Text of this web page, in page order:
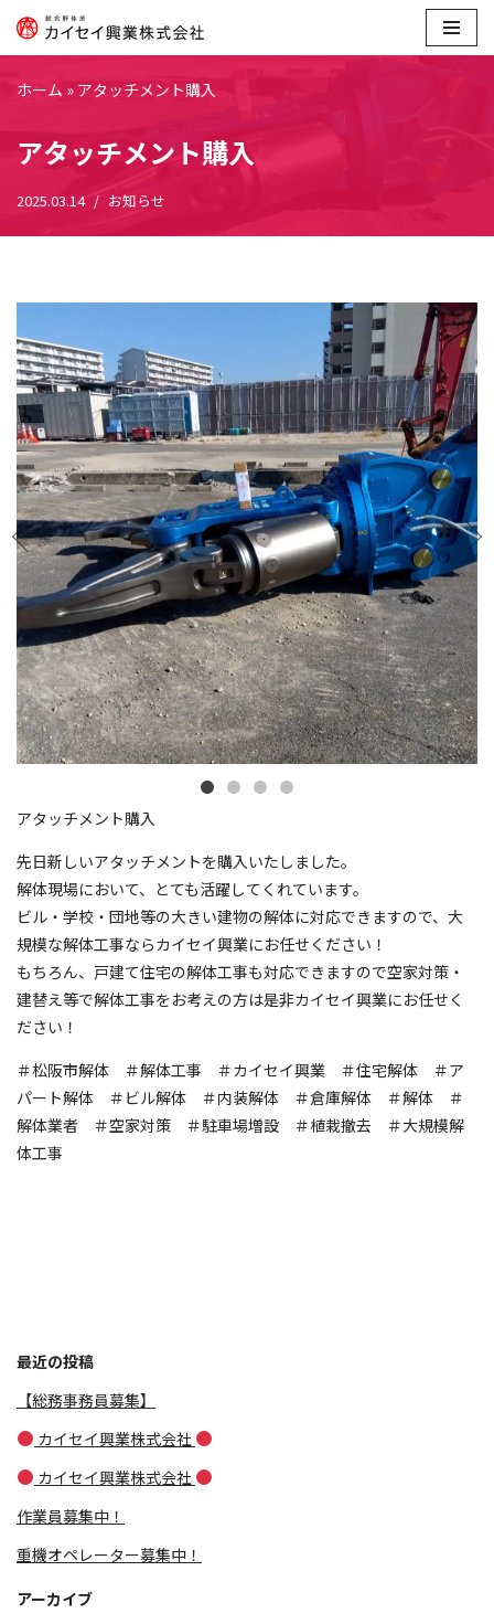
コ
ン
ン
ツ
へ
プ
ホーム » アタッチメント購入
アタッチメント購入
2025.03.14 お知らせ
アタッチメント購入
先日新しいアタッチメントを購入いたしました。
解体現場において、とても活躍してくれています。
ビル・学校・団地等の大きい建物の解体に対応できますので、大
規模な解体工事ならカイセイ興業にお任せください！
もちろん、戸建て住宅の解体工事も対応できますので空家対策・
建替え等で解体工事をお考えの方は是非カイセイ興業にお任せく
ださい！
＃松阪市解体 ＃解体工事 ＃カイセイ興業 ＃住宅解体 ＃ア
パート解体 ＃ビル解体 ＃内装解体 ＃倉庫解体 ＃解体 ＃
解体業者 ＃空家対策 ＃駐車場増設 ＃植栽撤去 ＃大規模解
体工事
最近の投稿
【総務事務員募集】
カイセイ興業株式会社
カイセイ興業株式会社
作業員募集中！
重機オペレーター募集中！
アーカイブ